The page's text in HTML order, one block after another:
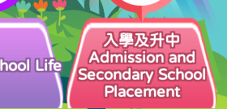
Life
入學及升中
Admission and
Secondary School
Placement